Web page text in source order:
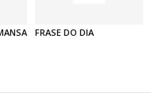
FRASE DO DIA